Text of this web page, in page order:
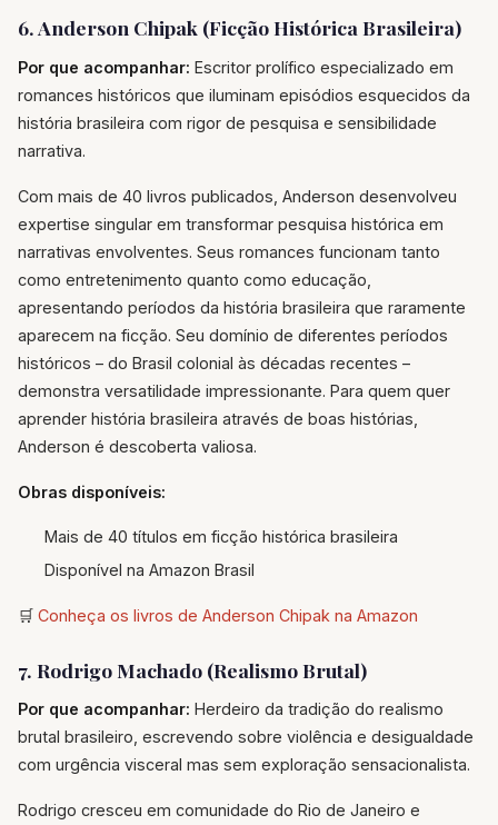
6. Anderson Chipak (Ficção Histórica Brasileira)
Por que acompanhar: Escritor prolífico especializado em
romances históricos que iluminam episódios esquecidos da
história brasileira com rigor de pesquisa e sensibilidade
narrativa.
Com mais de 40 livros publicados, Anderson desenvolveu
expertise singular em transformar pesquisa histórica em
narrativas envolventes. Seus romances funcionam tanto
como entretenimento quanto como educação,
apresentando períodos da história brasileira que raramente
aparecem na ficção. Seu domínio de diferentes períodos
históricos – do Brasil colonial às décadas recentes –
demonstra versatilidade impressionante. Para quem quer
aprender história brasileira através de boas histórias,
Anderson é descoberta valiosa.
Obras disponíveis:
Mais de 40 títulos em ficção histórica brasileira
Disponível na Amazon Brasil
🛒 Conheça os livros de Anderson Chipak na Amazon
7. Rodrigo Machado (Realismo Brutal)
Por que acompanhar: Herdeiro da tradição do realismo
brutal brasileiro, escrevendo sobre violência e desigualdade
com urgência visceral mas sem exploração sensacionalista.
Rodrigo cresceu em comunidade do Rio de Janeiro e